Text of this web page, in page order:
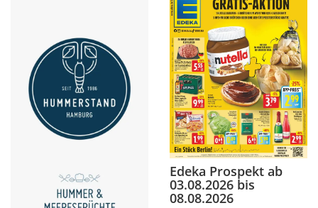
Edeka Prospekt ab
03.08.2026 bis
08.08.2026